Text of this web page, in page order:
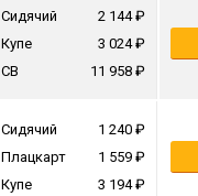
Сидячий
2 144
Купе
3 024
СВ
11 958
Сидячий
1 240
Плацкарт
1 559
Купе
3 194